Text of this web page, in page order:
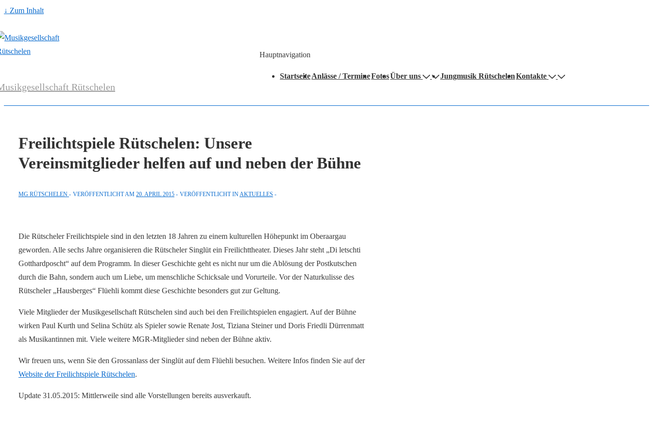
↓ Zum Inhalt
Rütschelen
Hauptnavigation
StartseiteAnlässe / TermineFotosÜber uns Jungmusik RütschelenKontakte
Freilichtspiele Rütschelen: Unsere
Vereinsmitglieder helfen auf und neben der Bühne
MG RÜTSCHELEN VERÖFFENTLICHT AM 20. APRIL 2015 VERÖFFENTLICHT IN AKTUELLES
Die Rütscheler Freilichtspiele sind in den letzten 18 Jahren zu einem kulturellen Höhepunkt im Oberaargau
geworden. Alle sechs Jahre organisieren die Rütscheler Singlüt ein Freilichttheater. Dieses Jahr steht „Di letschti
Gotthardposcht“ auf dem Programm. In dieser Geschichte geht es nicht nur um die Ablösung der Postkutschen
durch die Bahn, sondern auch um Liebe, um menschliche Schicksale und Vorurteile. Vor der Naturkulisse des
Rütscheler „Hausberges“ Flüehli kommt diese Geschichte besonders gut zur Geltung.
Viele Mitglieder der Musikgesellschaft Rütschelen sind auch bei den Freilichtspielen engagiert. Auf der Bühne
wirken Paul Kurth und Selina Schütz als Spieler sowie Renate Jost, Tiziana Steiner und Doris Friedli Dürrenmatt
als Musikantinnen mit. Viele weitere MGR-Mitglieder sind neben der Bühne aktiv.
Wir freuen uns, wenn Sie den Grossanlass der Singlüt auf dem Flüehli besuchen. Weitere Infos finden Sie auf der
Website der Freilichtspiele Rütschelen.
Update 31.05.2015: Mittlerweile sind alle Vorstellungen bereits ausverkauft.